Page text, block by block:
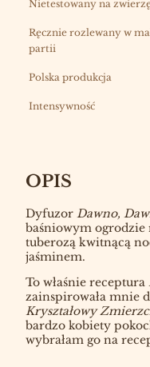
Nietestowany na
Ręcznie rozlewany w
partii
Polska produkcja
Intensywność
OPIS
Dyfuzor Dawno,
baśniowym
tuberozą kwitnącą
jaśminem.
To właśnie receptura
zainspirowała mnie
Kryształowy
bardzo kobiety
wybrałam go na